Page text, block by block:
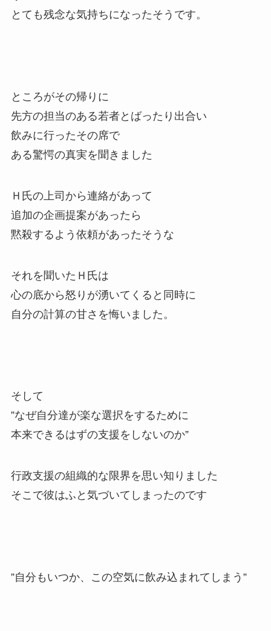
とても残念な気持ちになったそうです。
ところがその帰りに
先方の担当のある若者とばったり出合い
飲みに行ったその席で
ある驚愕の真実を聞きました
Ｈ氏の上司から連絡があって
追加の企画提案があったら
黙殺するよう依頼があったそうな
それを聞いたＨ氏は
心の底から怒りが湧いてくると同時に
自分の計算の甘さを悔いました。
そして
”なぜ自分達が楽な選択をするために
本来できるはずの支援をしないのか”
行政支援の組織的な限界を思い知りました
そこで彼はふと気づいてしまったのです
”自分もいつか、この空気に飲み込まれてしまう”